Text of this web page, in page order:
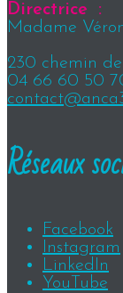
Directrice :
Madame
230 chemin
04 66 60 50
Réseaux
Facebook
Instagram
LinkedIn
YouTube